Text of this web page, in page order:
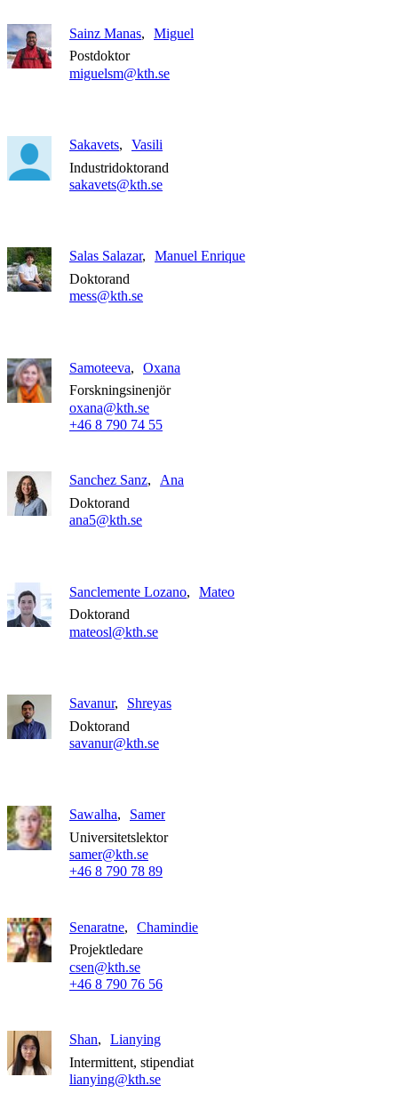
Sainz Manas
Miguel
Postdoktor
miguelsm@kth.se
Sakavets
Vasili
Industridoktorand
sakavets@kth.se
Salas Salazar
Manuel Enrique
Doktorand
mess@kth.se
Samoteeva
Oxana
Forskningsinenjör
oxana@kth.se
+46 8 790 74 55
Sanchez Sanz
Ana
Doktorand
ana5@kth.se
Sanclemente Lozano
Mateo
Doktorand
mateosl@kth.se
Savanur
Shreyas
Doktorand
savanur@kth.se
Sawalha
Samer
Universitetslektor
samer@kth.se
+46 8 790 78 89
Senaratne
Chamindie
Projektledare
csen@kth.se
+46 8 790 76 56
Shan
Lianying
Intermittent, stipendiat
lianying@kth.se